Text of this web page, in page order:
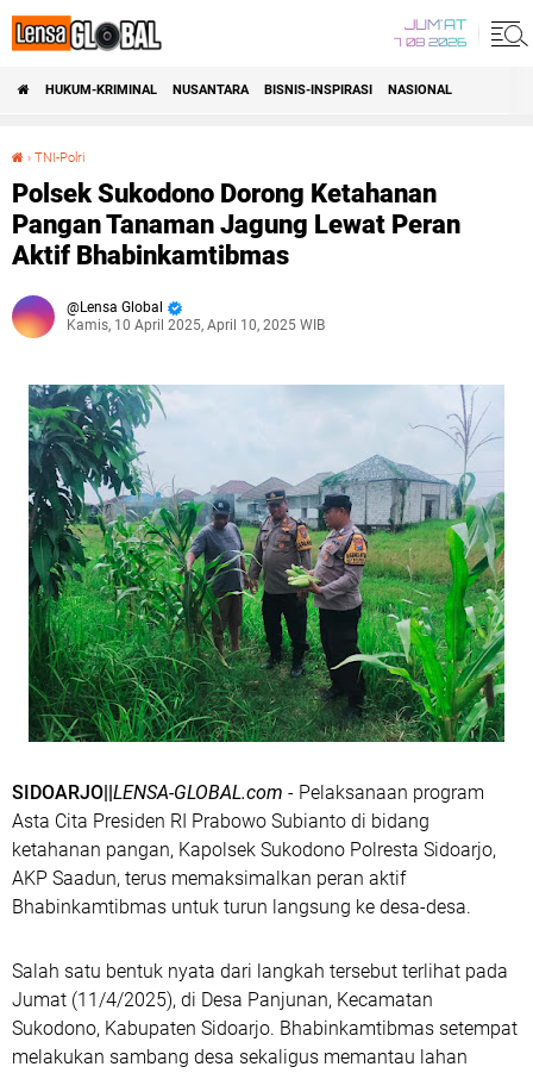
JUM'AT
7 08 2026
HUKUM-KRIMINAL NUSANTARA BISNIS-INSPIRASI NASIONAL
› TNI-Polri
Polsek Sukodono Dorong Ketahanan
Pangan Tanaman Jagung Lewat Peran
Aktif Bhabinkamtibmas
Lensa Global
Kamis, 10 April 2025, April 10, 2025 WIB
SIDOARJO||LENSA-GLOBAL.com - Pelaksanaan program
Asta Cita Presiden RI Prabowo Subianto di bidang
ketahanan pangan, Kapolsek Sukodono Polresta Sidoarjo,
AKP Saadun, terus memaksimalkan peran aktif
Bhabinkamtibmas untuk turun langsung ke desa-desa.
Salah satu bentuk nyata dari langkah tersebut terlihat pada
Jumat (11/4/2025), di Desa Panjunan, Kecamatan
Sukodono, Kabupaten Sidoarjo. Bhabinkamtibmas setempat
melakukan sambang desa sekaligus memantau lahan